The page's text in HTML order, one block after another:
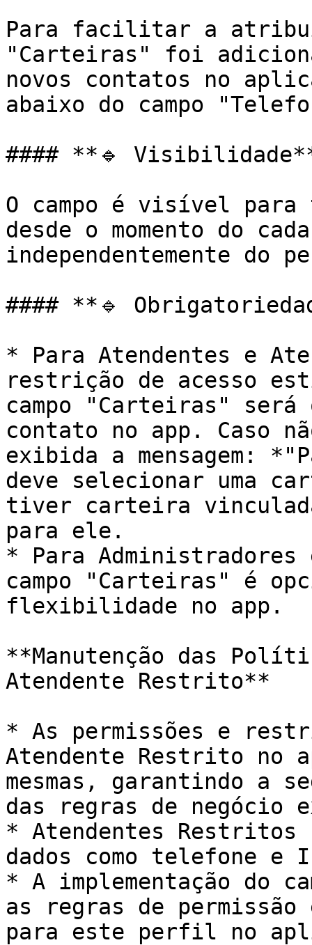
Para facilitar a
"Carteiras" foi
novos contatos no
abaixo do campo
#### **🔹
O campo é visível
desde o momento do
independentemente do
#### **🔹
* Para Atendentes e
restrição de acesso
campo "Carteiras"
contato no app. Caso
exibida a mensagem:
deve selecionar uma
tiver carteira
para ele.
* Para Administradores
campo "Carteiras" é
flexibilidade no app.
**Manutenção das
Atendente Restrito**
* As permissões e
Atendente Restrito no
mesmas, garantindo a
das regras de negócio
* Atendentes Restritos
dados como telefone e
* A implementação do
as regras de
para este perfil no